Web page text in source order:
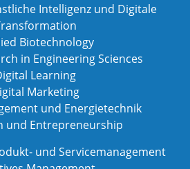
Intelligenz und Digitale
Biotechnology
in Engineering Sciences
Learning
Marketing
und Energietechnik
und Entrepreneurship
und Servicemanagement